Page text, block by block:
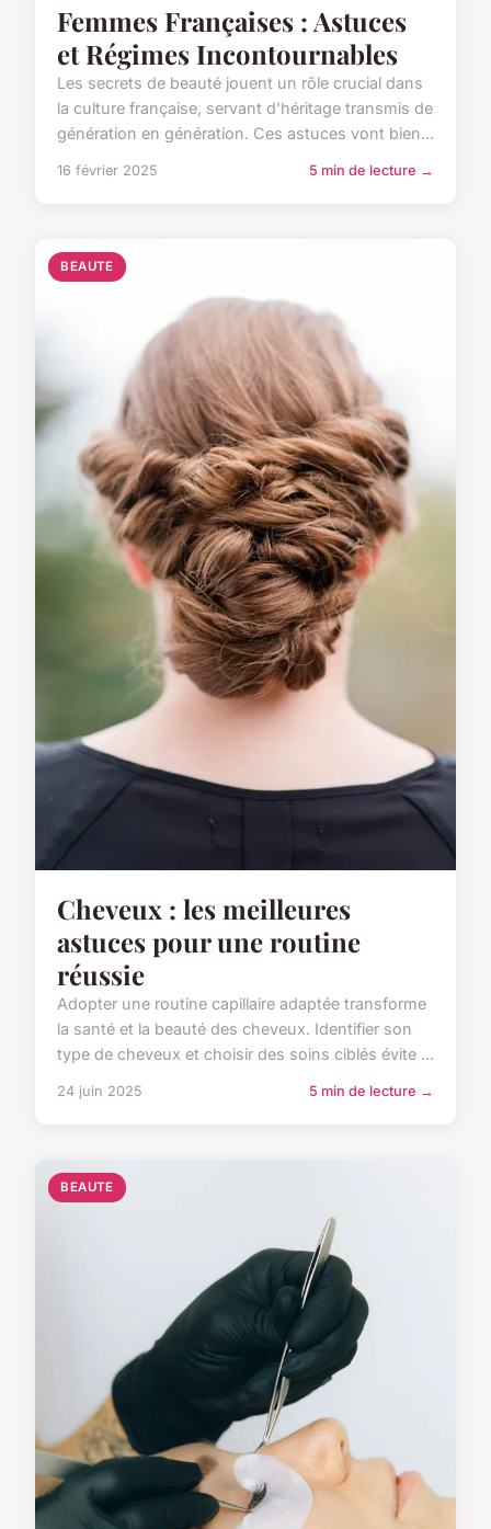
Femmes Françaises : Astuces
et Régimes Incontournables
Les secrets de beauté jouent un rôle crucial dans
la culture française, servant d'héritage transmis de
génération en génération. Ces astuces vont bien...
16 février 2025 5 min de lecture →
BEAUTE
Cheveux : les meilleures
astuces pour une routine
réussie
Adopter une routine capillaire adaptée transforme
la santé et la beauté des cheveux. Identifier son
type de cheveux et choisir des soins ciblés évite ...
24 juin 2025 5 min de lecture →
BEAUTE